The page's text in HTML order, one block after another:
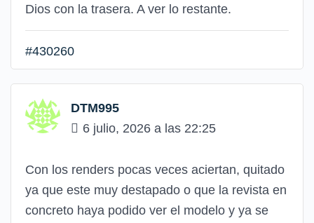
Dios con la trasera. A ver lo restante.
#430260
DTM995
6 julio, 2026 a las 22:25
Con los renders pocas veces aciertan, quitado
ya que este muy destapado o que la revista en
concreto haya podido ver el modelo y ya se